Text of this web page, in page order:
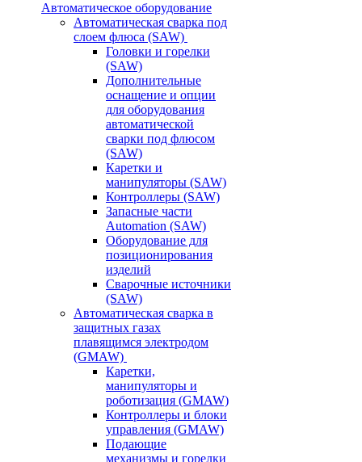
Автоматическое оборудование
Автоматическая сварка под
слоем флюса (SAW)
Головки и горелки
(SAW)
Дополнительные
оснащение и опции
для оборудования
автоматической
сварки под флюсом
(SAW)
Каретки и
манипуляторы (SAW)
Контроллеры (SAW)
Запасные части
Automation (SAW)
Оборудование для
позиционирования
изделий
Сварочные источники
(SAW)
Автоматическая сварка в
защитных газах
плавящимся электродом
(GMAW)
Каретки,
манипуляторы и
роботизация (GMAW)
Контроллеры и блоки
управления (GMAW)
Подающие
механизмы и горелки